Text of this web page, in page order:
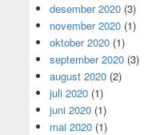
desember 2020 (3)
november 2020 (1)
oktober 2020 (1)
september 2020 (3)
august 2020 (2)
juli 2020 (1)
juni 2020 (1)
mai 2020 (1)